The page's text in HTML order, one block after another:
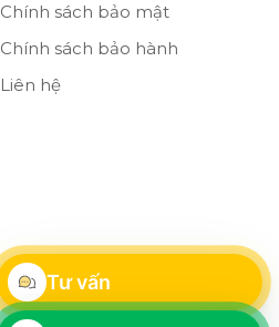
Chính sách bảo mật
Chính sách bảo hành
Liên hệ
Tư vấn